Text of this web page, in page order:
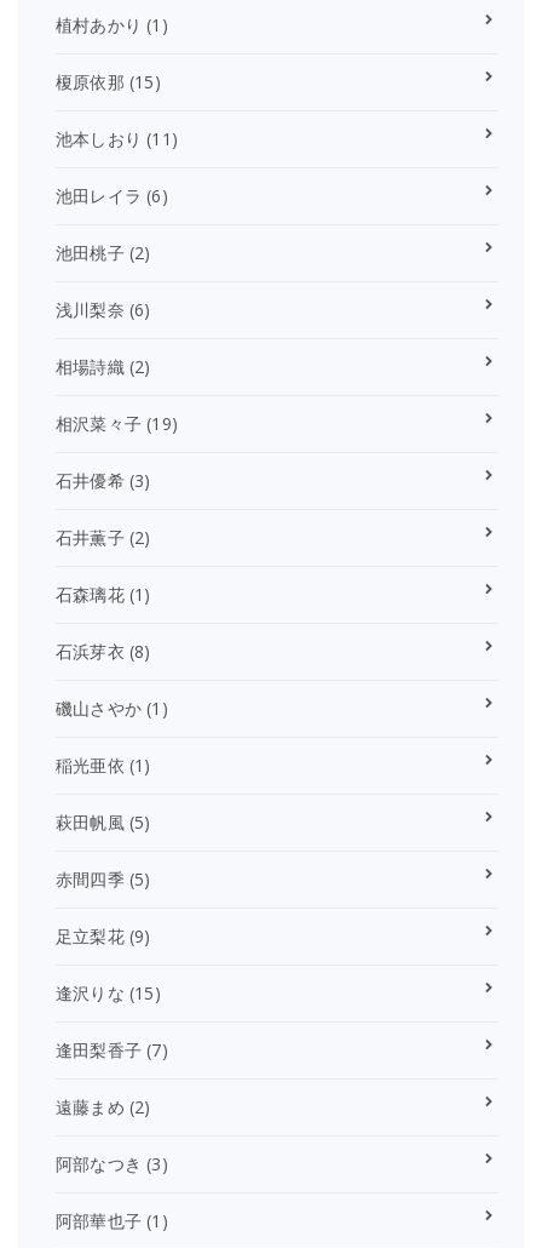
植村あかり (1)
榎原依那 (15)
池本しおり (11)
池田レイラ (6)
池田桃子(2)
浅川梨奈 (6)
相場詩織(2)
相沢菜々子 (19)
石井優希(3)
石井薫子(2)
石森璃花(1)
石浜芽衣 (8)
磯山さやか (1)
稲光亜依 (1)
萩田帆風(5)
赤間四季(5)
足立梨花(9)
逢沢りな (15)
逢田梨香子 (7)
遠藤まめ (2)
阿部なつき (3)
阿部華也子 (1)